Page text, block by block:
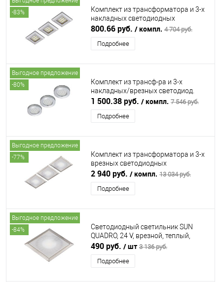
-83%
Комплект из трансформатора и 3-х
накладных светодиодных
светильника SQUERE, теплый,
алюминий FURNIKA (ФУРНИКА)
800.66 руб. / компл. 4 704 руб.
Подробнее
Выгодное предложение
-80%
Комплект из трансф-ра и 3-х
накладных/врезных светодиод.
светильника ROUND DY, холодный,
алюминий FURNIKA (ФУРНИКА)
1 500.38 руб. / компл. 7 546 руб.
Подробнее
Выгодное предложение
-77%
Комплект из трансформатора и 3-х
врезных светодиодных
светильника SUN QUADRO, 24V,
дневной, сталь FORMA E FUNZIONE
(ФОРМА Э ФУНЦИОНЕ)
2 940 руб. / компл. 13 034 руб.
Подробнее
Выгодное предложение
-84%
Светодиодный светильник SUN
QUADRO, 24 V, врезной, теплый,
сталь FORMA E FUNZIONE (ФОРМА Э
ФУНЦИОНЕ)
490 руб. / шт 3 136 руб.
Подробнее